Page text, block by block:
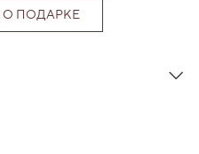
О ПОДАРКЕ